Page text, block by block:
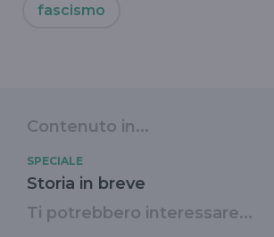
fascismo
Contenuto in...
SPECIALE
Storia in breve
Ti potrebbero interessare...